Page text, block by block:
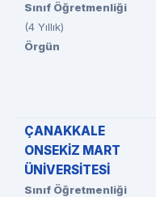
Sınıf Öğretmenliği
(4 Yıllık)
Örgün
ÇANAKKALE
ONSEKİZ MART
ÜNİVERSİTESİ
Sınıf Öğretmenliği